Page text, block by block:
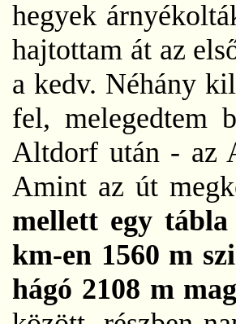
hegyek
hajtottam át az
a kedv. Néhány
fel, melegedtem
Altdorf után - az
Amint az út
mellett egy
km-en 1560 m
hágó 2108 m